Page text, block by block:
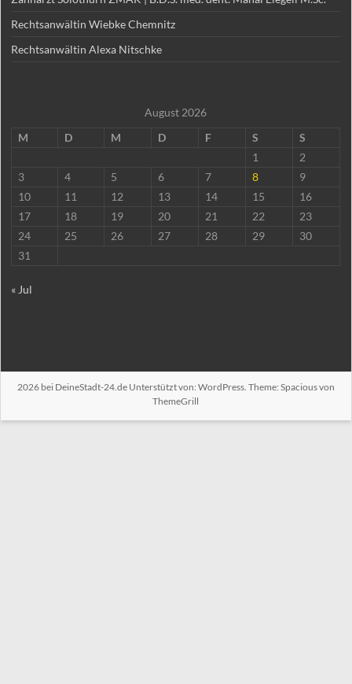
Rechtsanwältin Wiebke Chemnitz
Rechtsanwältin Alexa Nitschke
August 2026
M
D M D F S
S
1
2
3
4 5 6 7 8
9
10
11 12 13 14 15
16
17
18 19 20 21 22
23
24
25 26 27 28 29
30
31
« Jul
2026 bei DeineStadt-24.deUnterstützt von: WordPress. Theme: Spacious von
ThemeGrill